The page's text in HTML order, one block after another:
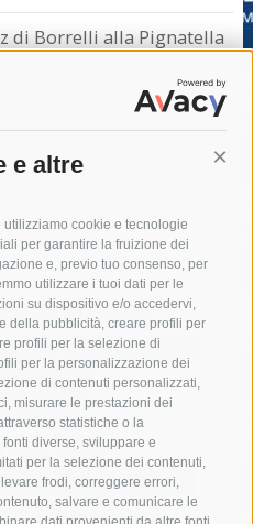
e altre
utilizziamo cookie e tecnologie
per garantire la fruizione dei
e, previo tuo consenso, per
utilizzare i tuoi dati per le
su dispositivo e/o accedervi,
della pubblicità, creare profili per
profili per la selezione di
per la personalizzazione dei
di contenuti personalizzati,
misurare le prestazioni dei
statistiche o la
diverse, sviluppare e
per la selezione dei contenuti,
frodi, correggere errori,
salvare e comunicare le
di Borrelli alla Pignatella
arresto
porto capri
carabinieri
contagi
eav
elezioni
costiera
incidente
massa lubrense